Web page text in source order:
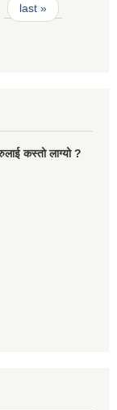
last »
कस्तो लाग्यो ?